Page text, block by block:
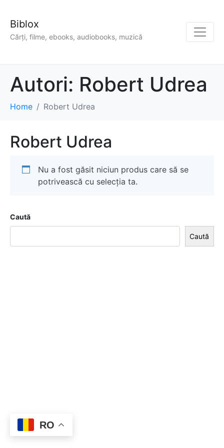
Biblox
Cărți, filme, ebooks, audiobooks, muzică
Autori: Robert Udrea
Home Robert Udrea
Robert Udrea
Nu a fost găsit niciun produs care să se
potrivească cu selecția ta.
Caută
Caută
RO